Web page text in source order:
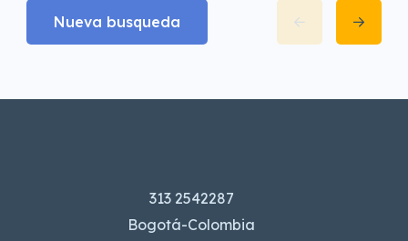
Nueva busqueda
313 2542287
Bogotá-Colombia